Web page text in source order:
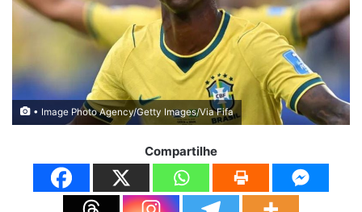
• Image Photo Agency/Getty Images/Via Fifa
Compartilhe